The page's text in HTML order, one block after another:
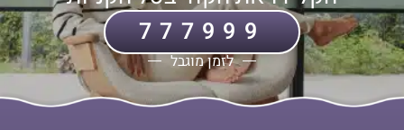
777999
לזמן מוגבל